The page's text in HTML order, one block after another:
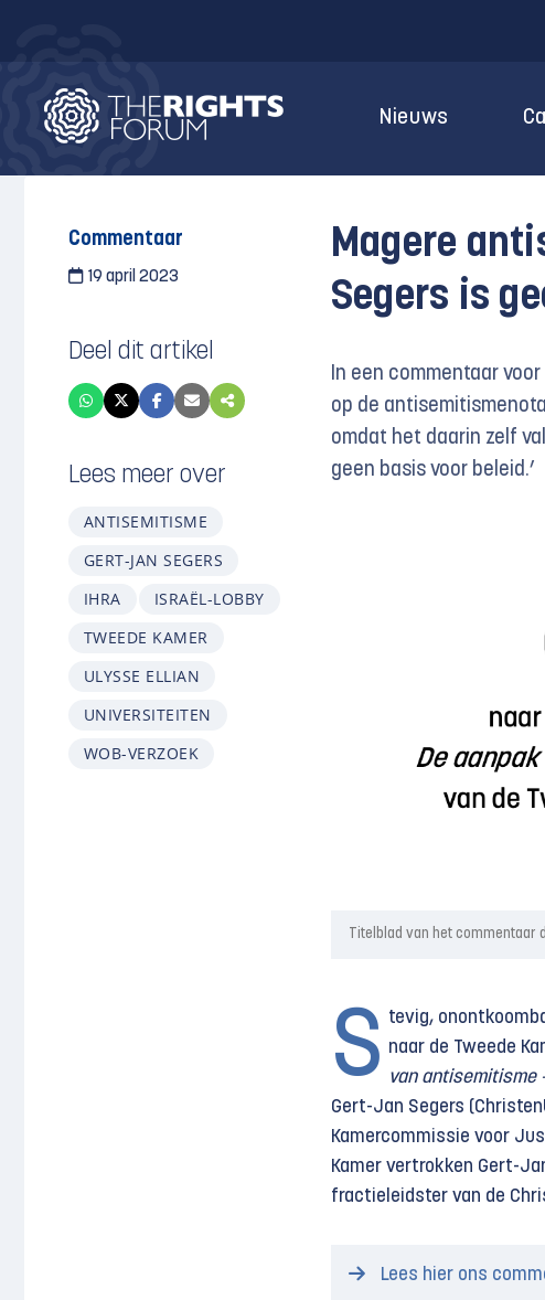
Nieuws
Commentaar
19 april 2023
Deel dit artikel
Lees meer over
ANTISEMITISME
GERT-JAN SEGERS
IHRA
ISRAËL-LOBBY
TWEEDE KAMER
ULYSSE ELLIAN
UNIVERSITEITEN
WOB-VERZOEK
Magere
Segers is
In een commentaar
op de
omdat het daarin zelf
geen basis voor beleid.’
Titelblad van het commentaar
S tevig,
naar de Tweede
van antisemitisme
Gert-Jan Segers
Kamercommissie voor
Kamer vertrokken Gert-
fractieleidster van de
Lees hier ons